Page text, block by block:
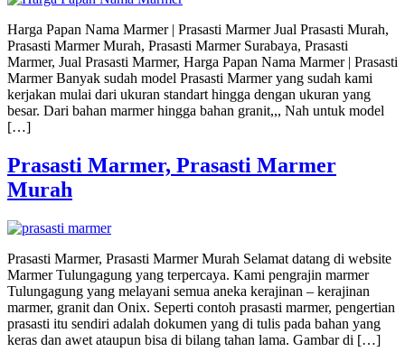
Harga Papan Nama Marmer | Prasasti Marmer Jual Prasasti Murah,
Prasasti Marmer Murah, Prasasti Marmer Surabaya, Prasasti
Marmer, Jual Prasasti Marmer, Harga Papan Nama Marmer | Prasasti
Marmer Banyak sudah model Prasasti Marmer yang sudah kami
kerjakan mulai dari ukuran standart hingga dengan ukuran yang
besar. Dari bahan marmer hingga bahan granit,,, Nah untuk model
[…]
Prasasti Marmer, Prasasti Marmer
Murah
Prasasti Marmer, Prasasti Marmer Murah Selamat datang di website
Marmer Tulungagung yang terpercaya. Kami pengrajin marmer
Tulungagung yang melayani semua aneka kerajinan – kerajinan
marmer, granit dan Onix. Seperti contoh prasasti marmer, pengertian
prasasti itu sendiri adalah dokumen yang di tulis pada bahan yang
keras dan awet ataupun bisa di bilang tahan lama. Gambar di […]